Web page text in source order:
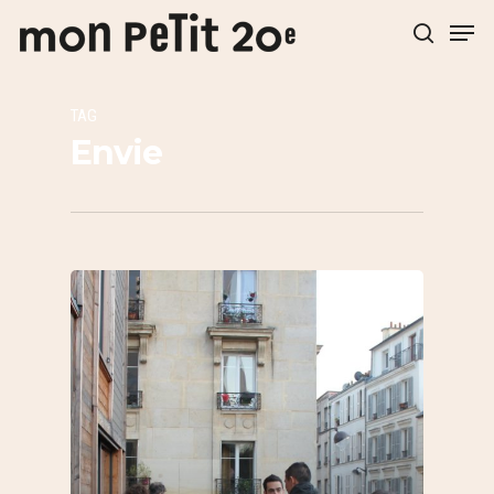
Hit enter to search or ESC to close
TAG
Envie